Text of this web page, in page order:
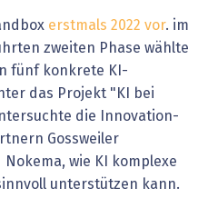
erstmals 2022 vor. im
zweiten Phase wählte
fünf konkrete KI-
das Projekt "KI bei
die Innovation-
Gossweiler
Nokema, wie KI komplexe
unterstützen kann.